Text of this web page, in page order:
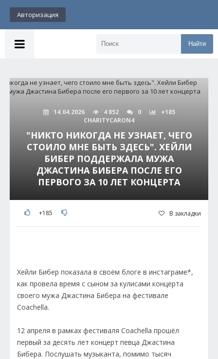
Авторизация
Найти
14.04.2026 4 852 0
+185
CHARITYCARON4
"НИКТО НИКОГДА НЕ УЗНАЕТ, ЧЕГО
СТОИЛО МНЕ БЫТЬ ЗДЕСЬ". ХЕЙЛИ
БИБЕР ПОДДЕРЖАЛА МУЖА
ДЖАСТИНА БИБЕРА ПОСЛЕ ЕГО
ПЕРВОГО ЗА 10 ЛЕТ КОНЦЕРТА
+185 В закладки
Хейли Бибер показала в своём блоге в инстаграме*,
как провела время с сыном за кулисами концерта
своего мужа Джастина Бибера на фестивале
Coachella.
12 апреля в рамках фестиваля Coachella прошёл
первый за десять лет концерт певца Джастина
Бибера. Послушать музыканта, помимо тысяч